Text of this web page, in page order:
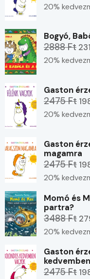
20%
Bogyó,
2888 Ft
20%
Gaston
2475 Ft
20%
Gaston
magamra
2475 Ft
20%
Momó és
partra?
3488 Ft
20%
Gaston
2475 Ft